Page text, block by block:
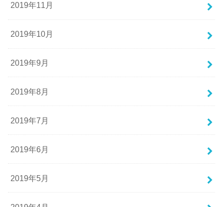
2019年11月
2019年10月
2019年9月
2019年8月
2019年7月
2019年6月
2019年5月